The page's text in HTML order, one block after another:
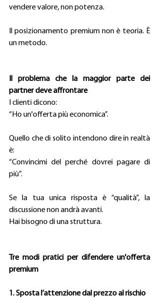
vendere valore, non potenza.
Il posizionamento premium non è teoria. È
un metodo.
Il problema che la maggior parte dei
partner deve affrontare
I clienti dicono:
“Ho un'offerta più economica”.
Quello che di solito intendono dire in realtà
è:
“Convincimi del perché dovrei pagare di
più”.
Se la tua unica risposta è “qualità”, la
discussione non andrà avanti.
Hai bisogno di una struttura.
Tre modi pratici per difendere un'offerta
premium
1. Sposta l’attenzione dal prezzo al rischio